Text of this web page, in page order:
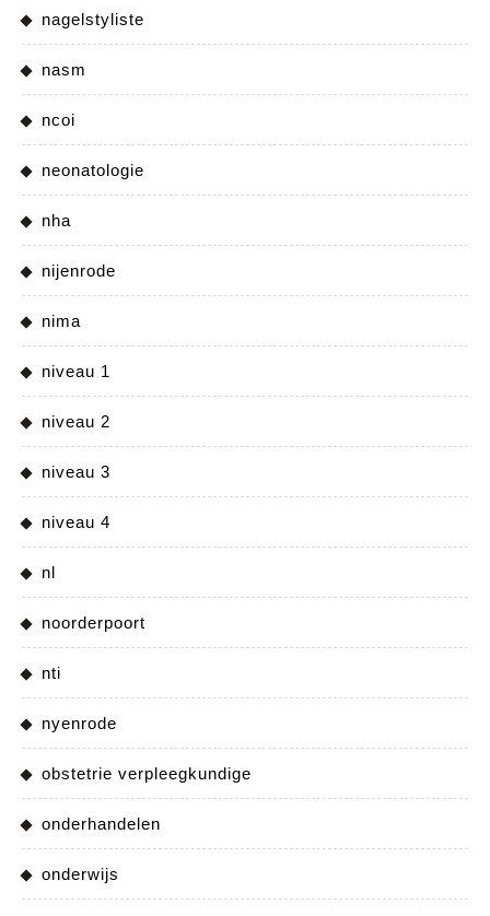
nagelstyliste
nasm
ncoi
neonatologie
nha
nijenrode
nima
niveau 1
niveau 2
niveau 3
niveau 4
nl
noorderpoort
nti
nyenrode
obstetrie verpleegkundige
onderhandelen
onderwijs